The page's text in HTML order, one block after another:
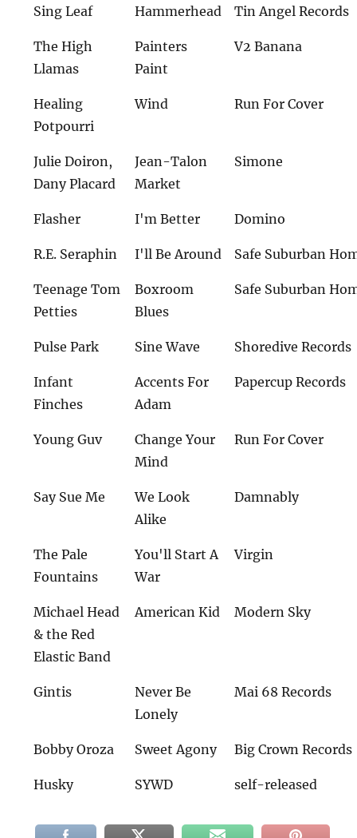
Sing Leaf Hammerhead Tin Angel Records
The High
Llamas
Painters
Paint
V2 Banana
Healing
Potpourri
Wind Run For Cover
Julie Doiron,
Dany Placard
Jean-Talon
Market
Simone
Flasher I'm Better Domino
R.E. Seraphin I'll Be Around Safe Suburban
Teenage Tom
Petties
Boxroom
Blues
Safe Suburban
Pulse Park Sine Wave Shoredive Records
Infant
Finches
Accents For
Adam
Papercup Records
Young Guv
Change Your
Mind
Run For Cover
Say Sue Me
We Look
Alike
Damnably
The Pale
Fountains
You'll Start A
War
Virgin
Michael Head
& the Red
Elastic Band
American Kid Modern Sky
Gintis
Never Be
Lonely
Mai 68 Records
Bobby Oroza Sweet Agony Big Crown Records
Husky SYWD self-released